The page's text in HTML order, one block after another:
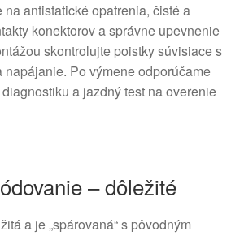
na antistatické opatrenia, čisté a
konektorov a správne upevnenie
skontrolujte poistky súvisiace s
napájanie. Po výmene odporúčame
a jazdný test na overenie
– dôležité
a je „spárovaná“ s pôvodným